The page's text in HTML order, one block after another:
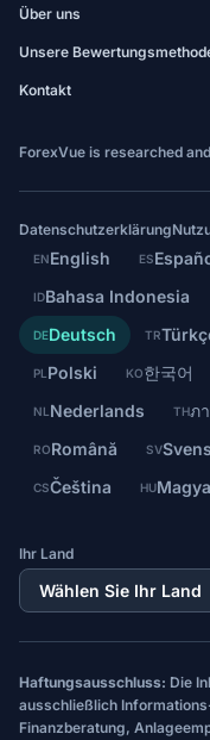
Über uns
Unsere
Kontakt
ForexVue is researched
Datenschutzerklärung
ENEnglish ES
IDBahasa Indonesia
DEDeutsch TR
PL Polski KO한국어
NL Nederlands THภ
RORomână SV
CSČeština HU
Ihr Land
Haftungsausschluss: Die
ausschließlich
Finanzberatung,